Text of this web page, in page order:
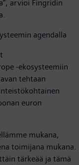
arvioi Fingridin
agendalla
-ekosysteemiin
tehtaan
euron
mukana,
toimijana mukana.
tärkeää ja tämä